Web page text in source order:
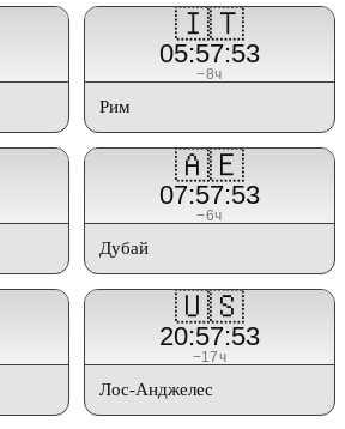
🇮🇹
05:57:53
−8ч
Рим
🇦🇪
07:57:53
−6ч
Дубай
🇺🇸
20:57:53
−17ч
Лос-Анджелес